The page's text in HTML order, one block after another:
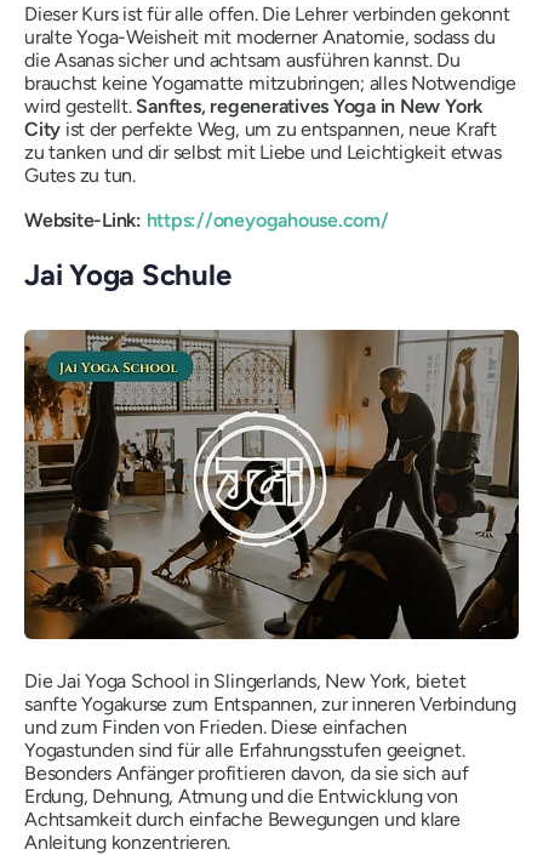
Dieser Kurs ist für alle offen. Die Lehrer verbinden gekonnt
uralte Yoga-Weisheit mit moderner Anatomie, sodass du
die Asanas sicher und achtsam ausführen kannst. Du
brauchst keine Yogamatte mitzubringen; alles Notwendige
wird gestellt. Sanftes, regeneratives Yoga in New York
City ist der perfekte Weg, um zu entspannen, neue Kraft
zu tanken und dir selbst mit Liebe und Leichtigkeit etwas
Gutes zu tun.
Website-Link: https://oneyogahouse.com/
Jai Yoga Schule
Die Jai Yoga School in Slingerlands, New York, bietet
sanfte Yogakurse zum Entspannen, zur inneren Verbindung
und zum Finden von Frieden. Diese einfachen
Yogastunden sind für alle Erfahrungsstufen geeignet.
Besonders Anfänger profitieren davon, da sie sich auf
Erdung, Dehnung, Atmung und die Entwicklung von
Achtsamkeit durch einfache Bewegungen und klare
Anleitung konzentrieren.